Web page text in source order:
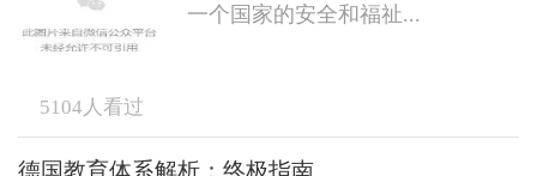
一个国家的安全和福祉...
5104 人看过
德国教育体系解析：终极指南